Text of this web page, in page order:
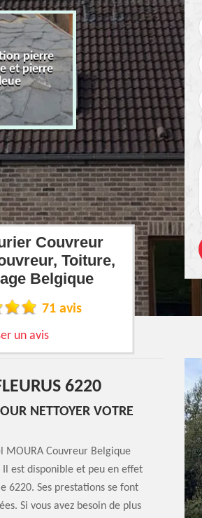
pierre
et pierre
Peinture sur toiture
Couvreur
Toiture,
Belgique
71 avis
un avis
6220
NETTOYER VOTRE
MOURA Couvreur Belgique
est disponible et peu en effet
6220. Ses prestations se font
Si vous avez besoin de plus